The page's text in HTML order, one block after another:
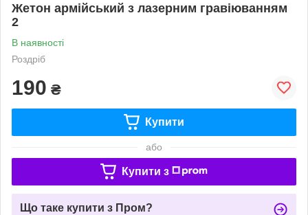
Жетон армійський з лазерним гравіюванням
2
В наявності
Роздріб
190 ₴
Купити
або
Купити з
Що таке купити з Пром?